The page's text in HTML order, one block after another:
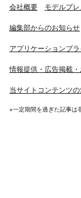
会社概要 モデルプ
編集部からのお知らせ
アプリケーションプ
情報提供・広告掲載
当サイトコンテンツ
※一定期間を過ぎた記事は